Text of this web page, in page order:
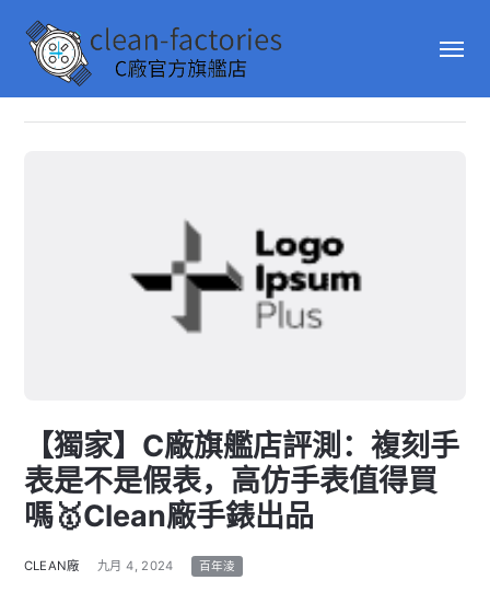
【獨家】C廠旗艦店評測：複刻手
表是不是假表，高仿手表值得買
嗎🥇Clean廠手錶出品
CLEAN廠 九月 4, 2024 百年淩